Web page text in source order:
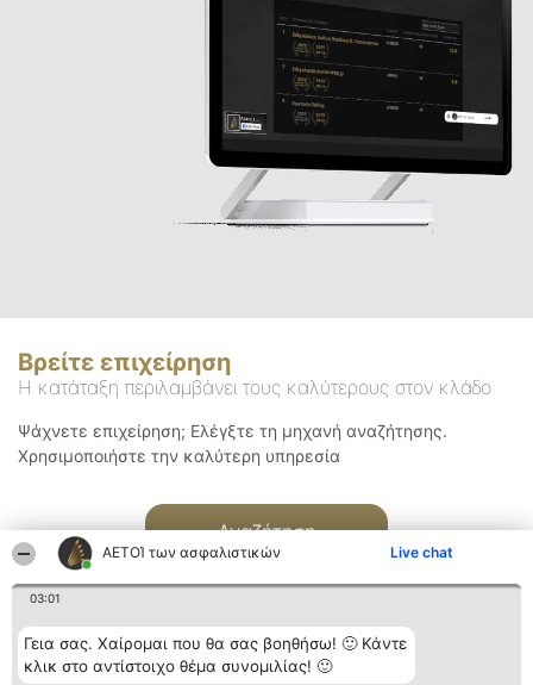
ΑΕΤΟΊ των ασφαλιστικών Live chat
03:01
Γεια σας. Χαίρομαι που θα σας βοηθήσω! 🙂 Κάντε
κλικ στο αντίστοιχο θέμα συνομιλίας! 🙂
Βρείτε επιχείρηση
Η κατάταξη περιλαμβάνει τους καλύτερους στον κλάδο
Ψάχνετε επιχείρηση; Ελέγξτε τη μηχανή αναζήτησης.
Χρησιμοποιήστε την καλύτερη υπηρεσία
Αναζήτηση